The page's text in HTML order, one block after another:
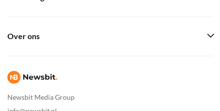
Newsbit Media Group
Over ons